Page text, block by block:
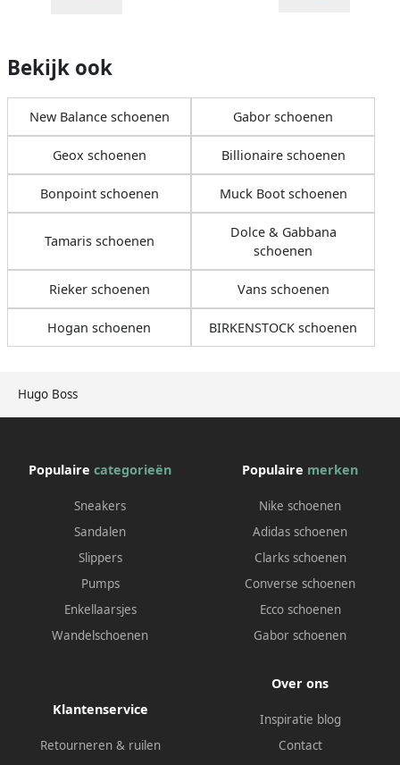
Hugo Boss
Bekijk ook
New Balance schoenen Gabor schoenen
Geox schoenen Billionaire schoenen
Bonpoint schoenen Muck Boot schoenen
Tamaris schoenen
Dolce & Gabbana
schoenen
Rieker schoenen Vans schoenen
Hogan schoenen BIRKENSTOCK schoenen
Populaire categorieën
Sneakers
Sandalen
Slippers
Pumps
Enkellaarsjes
Wandelschoenen
Populaire merken
Nike schoenen
Adidas schoenen
Clarks schoenen
Converse schoenen
Ecco schoenen
Gabor schoenen
Klantenservice
Retourneren & ruilen
Over ons
Inspiratie blog
Contact